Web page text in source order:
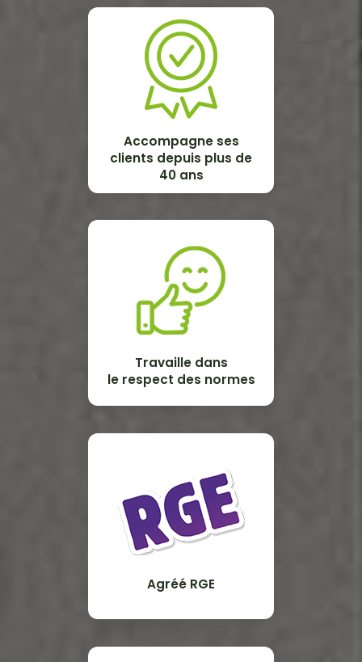
Accompagne ses
clients depuis plus de
40 ans
Travaille dans
le respect des normes
Agréé RGE